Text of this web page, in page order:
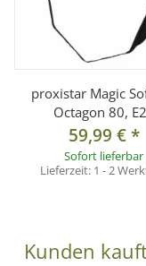
Stromversorgung
(nicht im
Hinweis:Unsere
Videobedarf der
für
1x Fernbedienung
proxistar Magic
Octagon 80,
59,99 €*
Sofort lieferbar
Lieferzeit: 1 - 2
Kunden